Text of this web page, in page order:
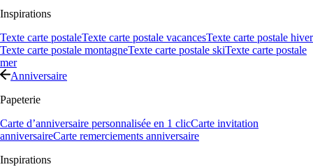
Inspirations
Texte carte postaleTexte carte postale vacancesTexte carte postale hiver
Texte carte postale montagneTexte carte postale skiTexte carte postale
mer
Anniversaire
Papeterie
Carte d’anniversaire personnalisée en 1 clicCarte invitation
anniversaireCarte remerciements anniversaire
Inspirations